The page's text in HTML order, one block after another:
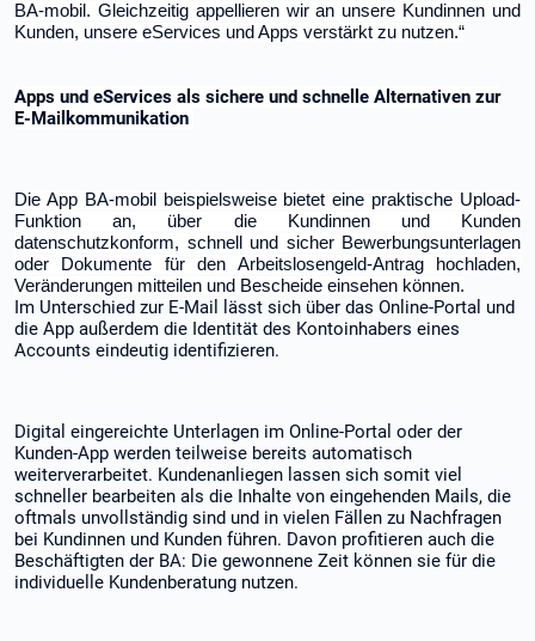
BA-mobil. Gleichzeitig appellieren wir an unsere Kundinnen und
Kunden, unsere eServices und Apps verstärkt zu nutzen.“
Apps und eServices als sichere und schnelle Alternativen zur
E-Mailkommunikation
Die App BA-mobil beispielsweise bietet eine praktische Upload-
Funktion an, über die Kundinnen und Kunden
datenschutzkonform, schnell und sicher Bewerbungsunterlagen
oder Dokumente für den Arbeitslosengeld-Antrag hochladen,
Veränderungen mitteilen und Bescheide einsehen können.
Im Unterschied zur E-Mail lässt sich über das Online-Portal und
die App außerdem die Identität des Kontoinhabers eines
Accounts eindeutig identifizieren.
Digital eingereichte Unterlagen im Online-Portal oder der
Kunden-App werden teilweise bereits automatisch
weiterverarbeitet. Kundenanliegen lassen sich somit viel
schneller bearbeiten als die Inhalte von eingehenden Mails, die
oftmals unvollständig sind und in vielen Fällen zu Nachfragen
bei Kundinnen und Kunden führen. Davon profitieren auch die
Beschäftigten der BA: Die gewonnene Zeit können sie für die
individuelle Kundenberatung nutzen.